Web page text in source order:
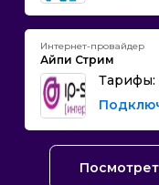
Интернет-провайдер
Айпи Стрим
Тарифы: